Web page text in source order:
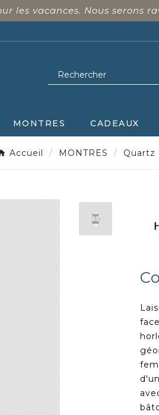
les vacances. Nous serons
MONTRES CADEAUX
Accueil MONTRES Quartz